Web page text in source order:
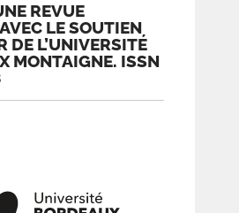
REVUE
LE SOUTIEN
DE L’UNIVERSITÉ
MONTAIGNE. ISSN